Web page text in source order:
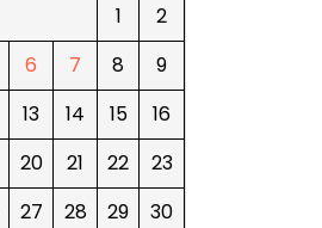
1
2
6 7 8
9
13 14 15
16
20 21 22
23
27 28 29
30